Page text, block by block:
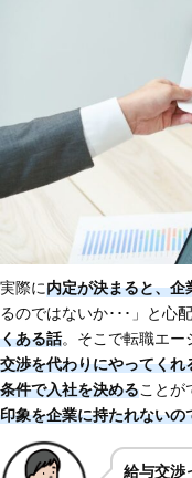
実際に内定が決まると、企
るのではないか･･･」と心配
くある話。そこで転職エー
交渉を代わりにやってくれ
条件で入社を決めることが
印象を企業に持たれないの
給与交渉